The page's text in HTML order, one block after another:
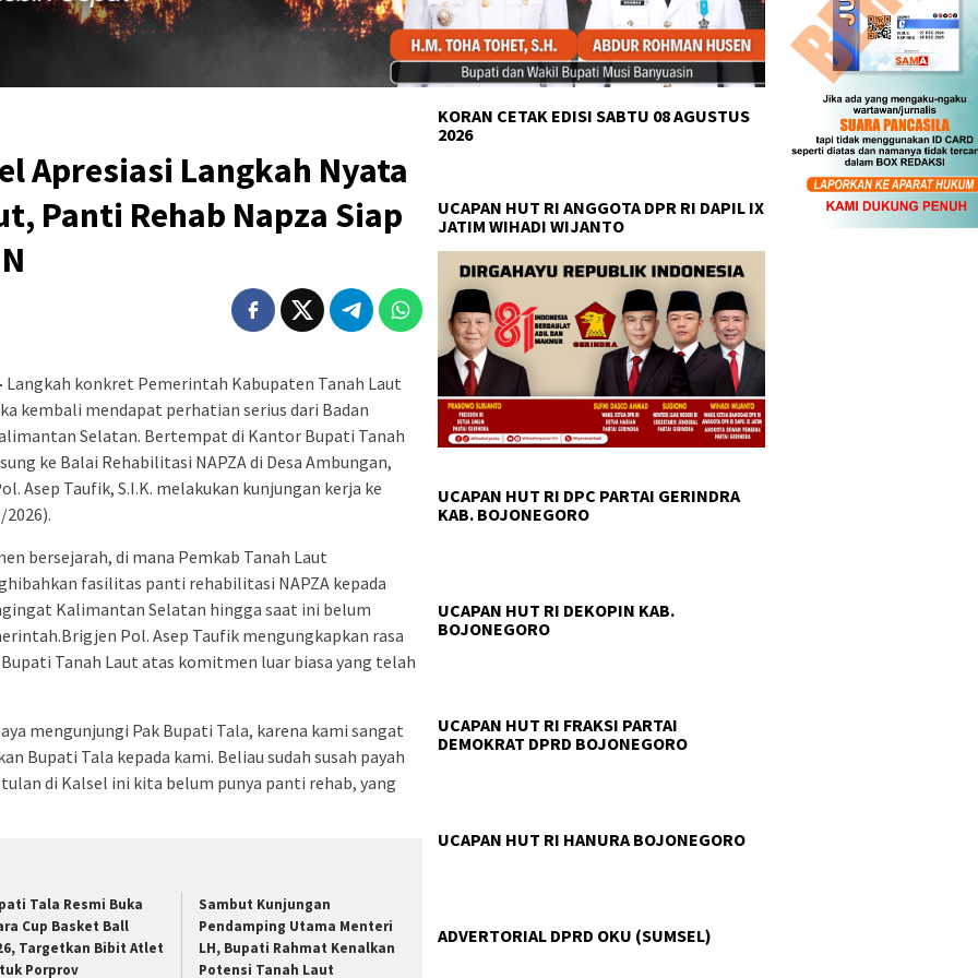
Apresiasi Langkah Nyata
Panti Rehab Napza Siap
Langkah konkret Pemerintah Kabupaten Tanah Laut
kembali mendapat perhatian serius dari Badan
Selatan. Bertempat di Kantor Bupati Tanah
ke Balai Rehabilitasi NAPZA di Desa Ambungan,
Asep Taufik, S.I.K. melakukan kunjungan kerja ke
bersejarah, di mana Pemkab Tanah Laut
fasilitas panti rehabilitasi NAPZA kepada
Kalimantan Selatan hingga saat ini belum
Pol. Asep Taufik mengungkapkan rasa
Tanah Laut atas komitmen luar biasa yang telah
mengunjungi Pak Bupati Tala, karena kami sangat
Bupati Tala kepada kami. Beliau sudah susah payah
di Kalsel ini kita belum punya panti rehab, yang
Tala Resmi Buka
Cup Basket Ball
Targetkan Bibit Atlet
Porprov
Sambut Kunjungan
Pendamping Utama Menteri
LH, Bupati Rahmat Kenalkan
Potensi Tanah Laut
KORAN CETAK EDISI SABTU 08 AGUSTUS
2026
UCAPAN HUT RI ANGGOTA DPR RI DAPIL IX
JATIM WIHADI WIJANTO
UCAPAN HUT RI DPC PARTAI GERINDRA
KAB. BOJONEGORO
UCAPAN HUT RI DEKOPIN KAB.
BOJONEGORO
UCAPAN HUT RI FRAKSI PARTAI
DEMOKRAT DPRD BOJONEGORO
UCAPAN HUT RI HANURA BOJONEGORO
ADVERTORIAL DPRD OKU (SUMSEL)